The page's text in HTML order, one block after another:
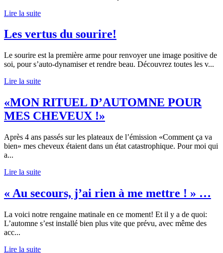
Lire la suite
Les vertus du sourire!
Le sourire est la première arme pour renvoyer une image positive de
soi, pour s’auto-dynamiser et rendre beau. Découvrez toutes les v...
Lire la suite
«MON RITUEL D’AUTOMNE POUR
MES CHEVEUX !»
Après 4 ans passés sur les plateaux de l’émission «Comment ça va
bien» mes cheveux étaient dans un état catastrophique. Pour moi qui
a...
Lire la suite
« Au secours, j’ai rien à me mettre ! » …
La voici notre rengaine matinale en ce moment! Et il y a de quoi:
L’automne s’est installé bien plus vite que prévu, avec même des
acc...
Lire la suite